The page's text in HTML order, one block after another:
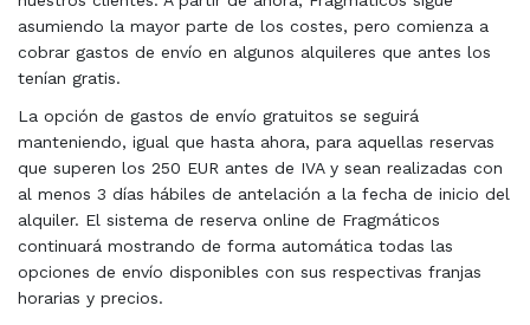
asumiendo la mayor parte de los costes, pero comienza a
cobrar gastos de envío en algunos alquileres que antes los
tenían gratis.
La opción de gastos de envío gratuitos se seguirá
manteniendo, igual que hasta ahora, para aquellas reservas
que superen los 250 EUR antes de IVA y sean realizadas con
al menos 3 días hábiles de antelación a la fecha de inicio del
alquiler. El sistema de reserva online de Fragmáticos
continuará mostrando de forma automática todas las
opciones de envío disponibles con sus respectivas franjas
horarias y precios.